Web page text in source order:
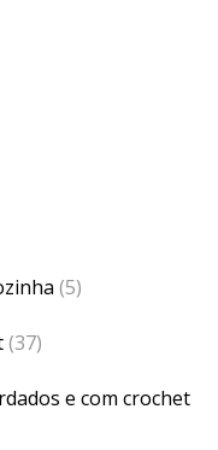
(5)
(37)
e com crochet